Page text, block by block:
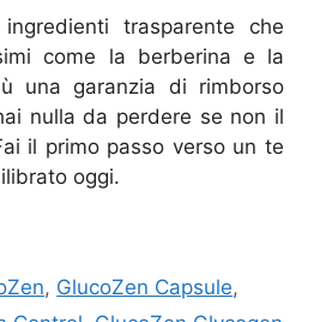
trasparente che
come la berberina e la
una garanzia di rimborso
nulla da perdere se non il
il primo passo verso un te
oggi.
, GlucoZen Capsule,